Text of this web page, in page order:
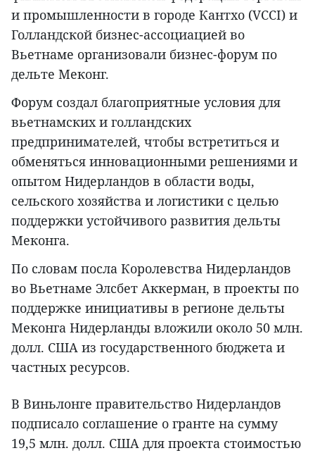
и промышленности в городе Кантхо (VCCI) и
Голландской бизнес-ассоциацией во
Вьетнаме организовали бизнес-форум по
дельте Меконг.
Форум создал благоприятные условия для
вьетнамских и голландских
предпринимателей, чтобы встретиться и
обменяться инновационными решениями и
опытом Нидерландов в области воды,
сельского хозяйства и логистики с целью
поддержки устойчивого развития дельты
Меконга.
По словам посла Королевства Нидерландов
во Вьетнаме Элсбет Аккерман, в проекты по
поддержке инициативы в регионе дельты
Меконга Нидерланды вложили около 50 млн.
долл. США из государственного бюджета и
частных ресурсов.
В Виньлонге правительство Нидерландов
подписало соглашение о гранте на сумму
19,5 млн. долл. США для проекта стоимостью